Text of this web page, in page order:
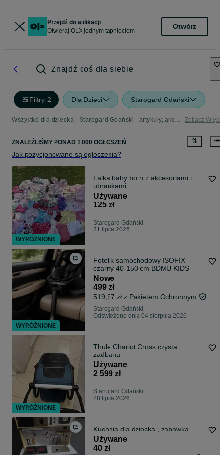
Przejdź do aplikacji
Otwieraj OLX jednym tapnięciem
Otwórz
Znajdź coś dla siebie
Filtry·2 Dla Dzieci Starogard Gdański
Wszystko dla dziecka - Starogard Gdański - artykuły, akcesoria i zabawki dla dzieci w Twojej okolicy Zobacz
ZNALEŹLIŚMY PONAD 1 000 OGŁOSZEŃ
Jak pozycjonowane są ogłoszenia?
Lalka baby born z akcesoriami i
ubrankami
Używane
125 zł
Starogard Gdański
31 lipca 2026
Fotelik samochodowy ISOFIX
czarny 40-150 cm BDMU KIDS
Nowe
499 zł
519,97 zł z Pakietem Ochronnym
Starogard Gdański
Odświeżono dnia 04 sierpnia 2026
Thule Chariot Cross czysta
zadbana
Używane
2 599 zł
Starogard Gdański
28 lipca 2026
Kuchnia dla dziecka , zabawka
Używane
40 zł
WYRÓŻNIONE
WYRÓŻNIONE
WYRÓŻNIONE